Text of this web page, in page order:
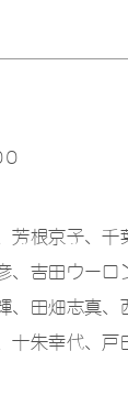
芳根京子、千
、吉田ウーロ
、田畑志真、
十朱幸代、戸